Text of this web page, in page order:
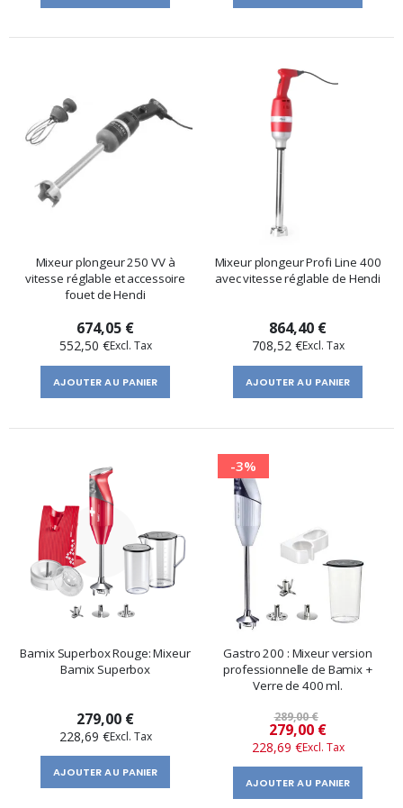
Mixeur plongeur 250 VV à
vitesse réglable et accessoire
fouet de Hendi
674,05 €
552,50 €
AJOUTER AU PANIER
Mixeur plongeur Profi Line 400
avec vitesse réglable de Hendi
864,40 €
708,52 €
AJOUTER AU PANIER
Bamix Superbox Rouge: Mixeur
Bamix Superbox
279,00 €
228,69 €
AJOUTER AU PANIER
-3%
Gastro 200 : Mixeur version
professionnelle de Bamix +
Verre de 400 ml.
289,00 €
Prix
spécial
279,00 €
228,69 €
AJOUTER AU PANIER